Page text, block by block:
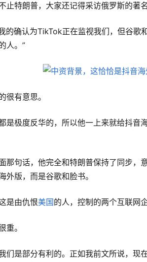
止特朗普，大家还记得采访俄罗斯的著
的确认为TikTok正在监视我们，但谷
人。”
很有意思。
是极度反华的，所以他一上来就给抖音
那句话，他完全和特朗普保持了同步，
外版，而是谷歌和脸书。
是由仇恨美国的人，控制的两个互联网企
重。
们是部分有利的。正如我前文所说，现